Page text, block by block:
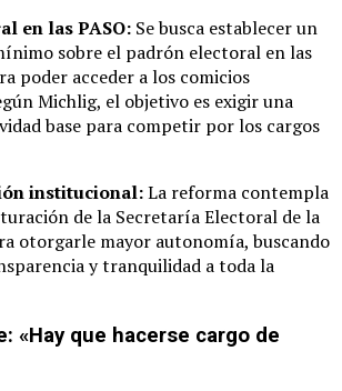
en las PASO: Se busca establecer un
sobre el padrón electoral en las
poder acceder a los comicios
Michlig, el objetivo es exigir una
base para competir por los cargos
institucional:La reforma contempla
de la Secretaría Electoral de la
otorgarle mayor autonomía, buscando
y tranquilidad a toda la
«Hay que hacerse cargo de